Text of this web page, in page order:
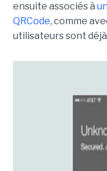
ensuite associés à
QRCode, comme
utilisateurs sont